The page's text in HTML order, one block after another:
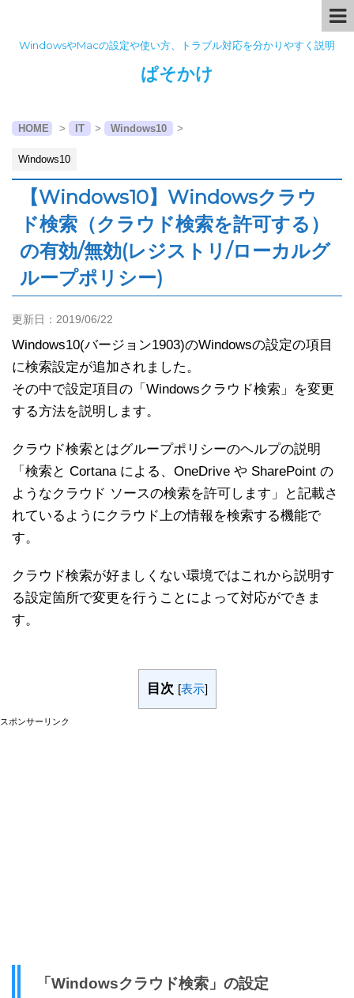
WindowsやMacの設定や使い方、トラブル対応を分かりやすく説明
ぱそかけ
HOME > IT > Windows10 >
Windows10
【Windows10】Windowsクラウ
ド検索（クラウド検索を許可する）
の有効/無効(レジストリ/ローカルグ
ループポリシー)
更新日： 2019/06/22
Windows10(バージョン1903)のWindowsの設定の項目
に検索設定が追加されました。
その中で設定項目の「Windowsクラウド検索」を変更
する方法を説明します。
クラウド検索とはグループポリシーのヘルプの説明
「検索と Cortana による、OneDrive や SharePoint の
ようなクラウド ソースの検索を許可します」と記載さ
れているようにクラウド上の情報を検索する機能で
す。
クラウド検索が好ましくない環境ではこれから説明す
る設定箇所で変更を行うことによって対応ができま
す。
目次 [表示]
スポンサーリンク
「Windowsクラウド検索」の設定